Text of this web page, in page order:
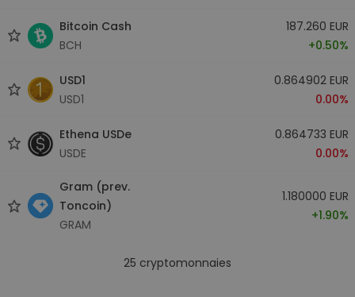
Bitcoin Cash
BCH
187.260 EUR
+0.50%
USD1
USD1
0.864902 EUR
0.00%
Ethena USDe
USDE
0.864733 EUR
0.00%
Gram (prev.
Toncoin)
GRAM
1.180000 EUR
+1.90%
25 cryptomonnaies